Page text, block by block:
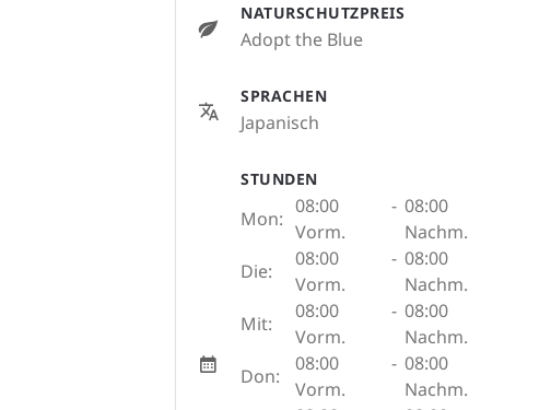
NATURSCHUTZPREIS
Adopt the Blue
SPRACHEN
Japanisch
STUNDEN
Mon:
08:00
Vorm.
- 08:00
Nachm.
Die:
08:00
Vorm.
- 08:00
Nachm.
Mit:
08:00
Vorm.
- 08:00
Nachm.
Don:
08:00
Vorm.
- 08:00
Nachm.